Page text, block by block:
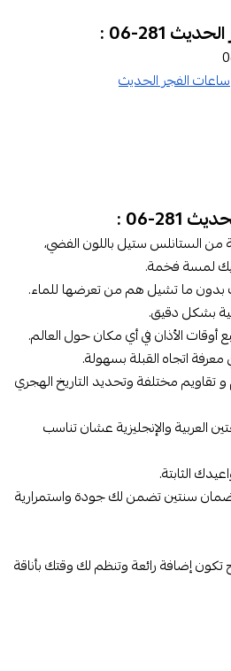
281-06 :
ساعات الفجر الحديث
06 :
الستانلس ستيل باللون الفضي،
لمسة فخمة.
بدون ما تشيل هم من تعرضها للماء.
بشكل دقيق.
أوقات الأذان في أي مكان حول العالم.
اتجاه القبلة بسهولة.
و تقاويم مختلفة وتحديد التاريخ الهجري
العربية والإنجليزية عشان تناسب
الثابتة.
سنتين تضمن لك جودة واستمرارية
إضافة رائعة وتنظم لك وقتك بأناقة